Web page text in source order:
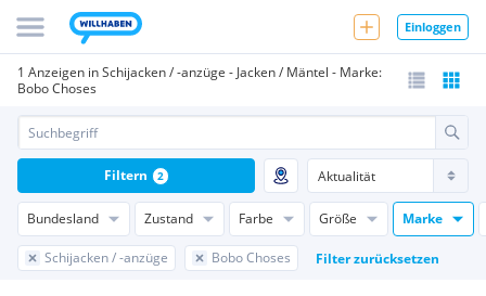
Einloggen
1 Anzeigen in Schijacken / -anzüge - Jacken / Mäntel - Marke:
Bobo Choses
Bundesland Zustand Farbe Größe Marke
Schijacken / -anzüge Bobo Choses Filter zurücksetzen
Filtern 2